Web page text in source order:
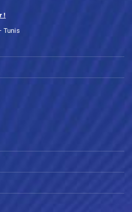
!
Tunis